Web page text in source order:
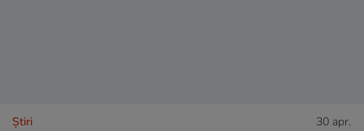
Ştiri 30 apr.